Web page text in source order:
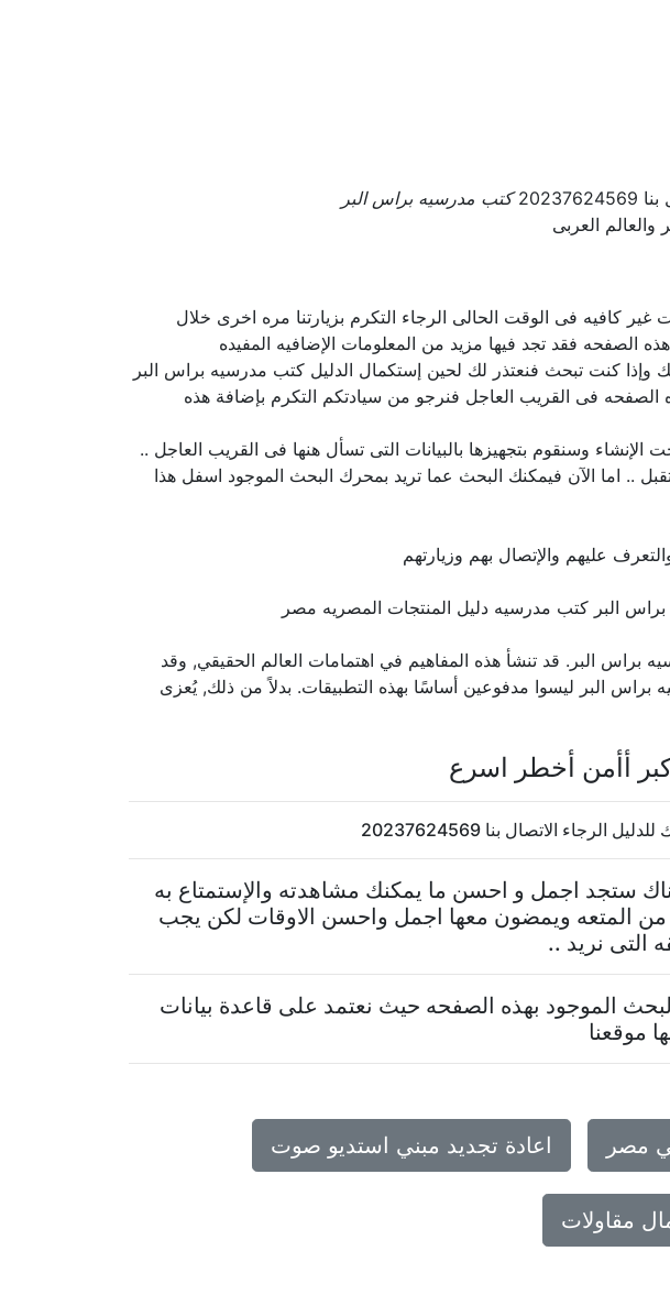
كتب مدرسيه براس البر
العربى
غير كافيه فى الوقت الحالى الرجاء التكرم بزيارتنا مره اخرى خلال
فقد تجد فيها مزيد من المعلومات الإضافيه المفيده
وإذا كنت تبحث فنعتذر لك لحين إستكمال الدليل كتب مدرسيه براس البر
فى القريب العاجل فنرجو من سيادتكم التكرم بإضافة هذه
وسنقوم بتجهيزها بالبيانات التى تسأل هنها فى القريب العاجل ..
.. اما الآن فيمكنك البحث عما تريد بمحرك البحث الموجود اسفل هذا
عليهم والإتصال بهم وزيارتهم
البر. قد تنشأ هذه المفاهيم في اهتمامات العالم الحقيقي, وقد
براس البر ليسوا مدفوعين أساسًا بهذه التطبيقات. بدلاً من ذلك, يُعزى
أأمن أخطر اسرع
الاتصال بنا 20237624569
ستجد اجمل و احسن ما يمكنك مشاهدته والإستمتاع به
المتعه ويمضون معها اجمل واحسن الاوقات لكن يجب
التى نريد ..
الموجود بهذه الصفحه حيث نعتمد على قاعدة بيانات
موقعنا
مصر اعادة تجديد مبني استديو صوت
مقاولات